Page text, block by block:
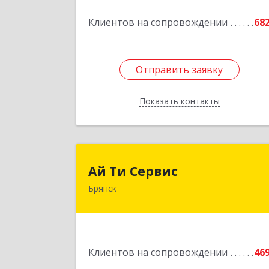
Клиентов на сопровождении
Отправить заявку
Показать контакты
Отправить заявку
Назад
Ай Ти Сервис
Брянск
Клиентов на сопровождении